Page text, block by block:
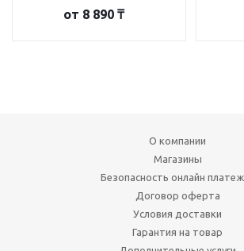
от 8 890 ₸
О компании
Магазины
Безопасность онлайн
Договор оферта
Условия доставки
Гарантия на товар